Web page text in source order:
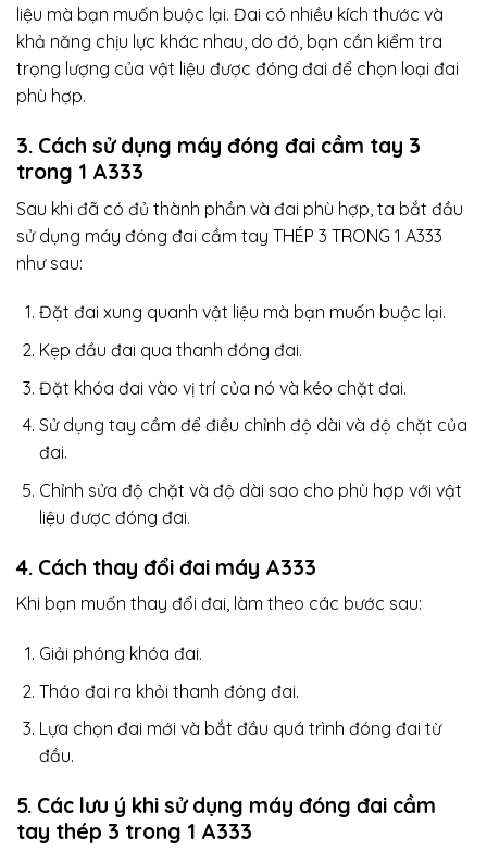
liệu mà bạn muốn buộc lại. Đai có nhiều kích thước và
khả năng chịu lực khác nhau, do đó, bạn cần kiểm tra
trọng lượng của vật liệu được đóng đai để chọn loại đai
phù hợp.
3. Cách sử dụng máy đóng đai cầm tay 3
trong 1 A333
Sau khi đã có đủ thành phần và đai phù hợp, ta bắt đầu
sử dụng máy đóng đai cầm tay THÉP 3 TRONG 1 A333
như sau:
Đặt đai xung quanh vật liệu mà bạn muốn buộc lại.
Kẹp đầu đai qua thanh đóng đai.
Đặt khóa đai vào vị trí của nó và kéo chặt đai.
Sử dụng tay cầm để điều chỉnh độ dài và độ chặt của
đai.
Chỉnh sửa độ chặt và độ dài sao cho phù hợp với vật
liệu được đóng đai.
4. Cách thay đổi đai máy A333
Khi bạn muốn thay đổi đai, làm theo các bước sau:
Giải phóng khóa đai.
Tháo đai ra khỏi thanh đóng đai.
Lựa chọn đai mới và bắt đầu quá trình đóng đai từ
đầu.
5. Các lưu ý khi sử dụng máy đóng đai cầm
tay thép 3 trong 1 A333